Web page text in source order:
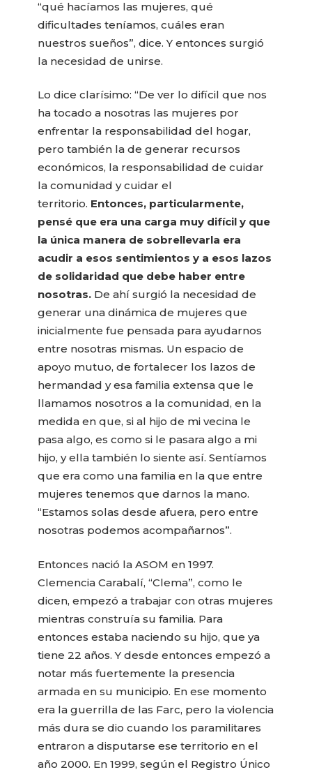
“qué hacíamos las mujeres, qué
dificultades teníamos, cuáles eran
nuestros sueños”, dice. Y entonces surgió
la necesidad de unirse.
Lo dice clarísimo: “De ver lo difícil que nos
ha tocado a nosotras las mujeres por
enfrentar la responsabilidad del hogar,
pero también la de generar recursos
económicos, la responsabilidad de cuidar
la comunidad y cuidar el
territorio. Entonces, particularmente,
pensé que era una carga muy difícil y que
la única manera de sobrellevarla era
acudir a esos sentimientos y a esos lazos
de solidaridad que debe haber entre
nosotras. De ahí surgió la necesidad de
generar una dinámica de mujeres que
inicialmente fue pensada para ayudarnos
entre nosotras mismas. Un espacio de
apoyo mutuo, de fortalecer los lazos de
hermandad y esa familia extensa que le
llamamos nosotros a la comunidad, en la
medida en que, si al hijo de mi vecina le
pasa algo, es como si le pasara algo a mi
hijo, y ella también lo siente así. Sentíamos
que era como una familia en la que entre
mujeres tenemos que darnos la mano.
“Estamos solas desde afuera, pero entre
nosotras podemos acompañarnos”.
Entonces nació la ASOM en 1997.
Clemencia Carabalí, “Clema”, como le
dicen, empezó a trabajar con otras mujeres
mientras construía su familia. Para
entonces estaba naciendo su hijo, que ya
tiene 22 años. Y desde entonces empezó a
notar más fuertemente la presencia
armada en su municipio. En ese momento
era la guerrilla de las Farc, pero la violencia
más dura se dio cuando los paramilitares
entraron a disputarse ese territorio en el
año 2000. En 1999, según el Registro Único